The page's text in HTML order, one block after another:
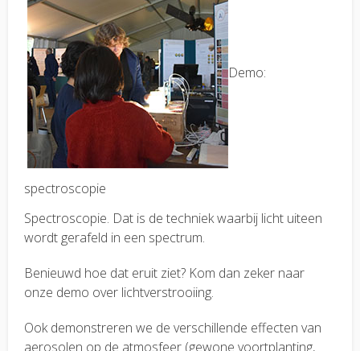
Demo:
spectroscopie
Spectroscopie. Dat is de techniek waarbij licht uiteen
wordt gerafeld in een spectrum.
Benieuwd hoe dat eruit ziet? Kom dan zeker naar
onze demo over lichtverstrooiing.
Ook demonstreren we de verschillende effecten van
aerosolen op de atmosfeer (gewone voortplanting,